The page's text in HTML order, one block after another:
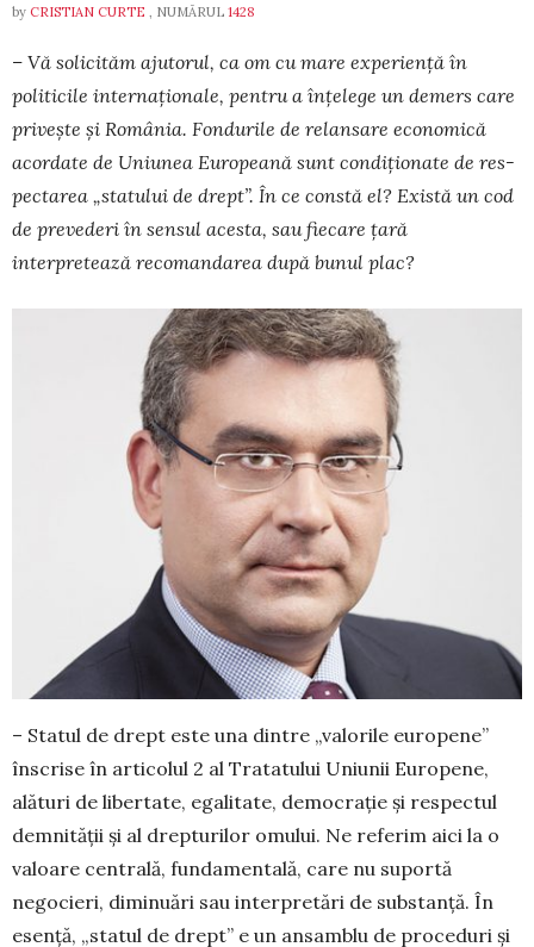
by CRISTIAN CURTE , NUMĂRUL 1428
– Vă solicităm ajutorul, ca om cu mare ex­pe­riență în
politicile internaționale, pentru a înțelege un demers care
privește și România. Fondurile de relansare economică
acor­date de Uniunea Europeană sunt condiționate de res­
pectarea „statului de drept”. În ce constă el? Există un cod
de prevederi în sensul acesta, sau fiecare țară
interpretează recomandarea du­pă bunul plac?
– Statul de drept este una dintre „valorile europene”
înscrise în articolul 2 al Tratatului Uniunii Europene,
alături de libertate, egalitate, democrație și respectul
demnității și al drep­turilor omului. Ne referim aici la o
valoare cen­trală, fundamentală, care nu suportă
negocieri, diminuări sau interpretări de substanță. În
esență, „statul de drept” e un ansamblu de pro­ceduri și